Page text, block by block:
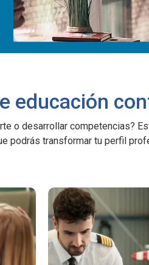
educación
o desarrollar competencias?
podrás transformar tu perfil